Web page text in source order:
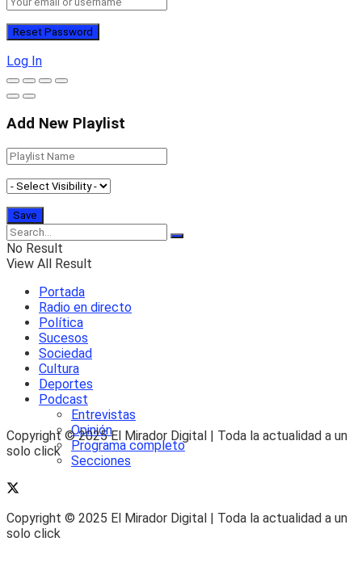
Copyright © 2025 El Mirador Digital | Toda la actualidad a un
solo click
Log In
Add New Playlist
No Result
View All Result
Portada
Radio en directo
Política
Sucesos
Sociedad
Cultura
Deportes
Podcast
Entrevistas
Opinión
Programa completo
Secciones
Copyright © 2025 El Mirador Digital | Toda la actualidad a un
solo click